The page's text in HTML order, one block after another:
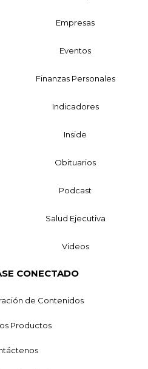
Empresas
Eventos
Finanzas Personales
Indicadores
Inside
Obituarios
Podcast
Salud Ejecutiva
Videos
CONECTADO
de Contenidos
Productos